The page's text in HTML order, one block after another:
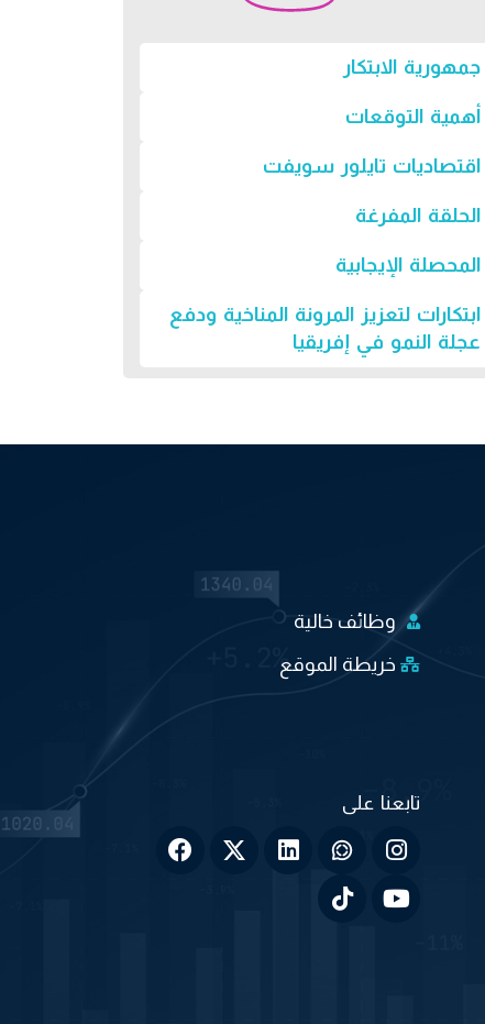
جمهورية الابتكار
أهمية التوقعات
اقتصاديات تايلور سويفت
الحلقة المفرغة
المحصلة الإيجابية
ابتكارات لتعزيز المرونة المناخية ودفع
عجلة النمو في إفريقيا
وظائف خالية
خريطة الموقع